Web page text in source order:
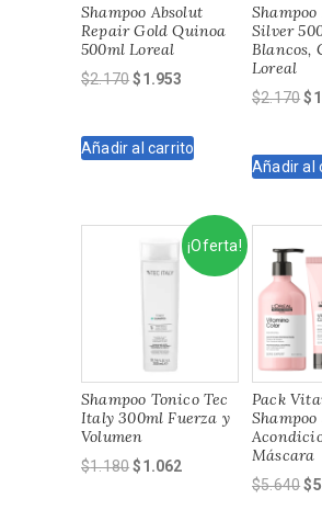
Shampoo Absolut
Repair Gold Quinoa
500ml Loreal
$2.170El
era:
$1.953
es:
Añadir al carrito
Silver
Blancos,
Loreal
$2.170El
$
Añadir al
¡Oferta!
Shampoo Tonico Tec
Italy 300ml Fuerza y
Volumen
$1.180El
$1.062
Pack
Shampoo
Máscara
$5.640El
$